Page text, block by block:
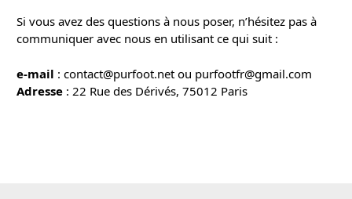
Si vous avez des questions à nous poser, n’hésitez pas à
communiquer avec nous en utilisant ce qui suit :
e-mail : contact@purfoot.net ou purfootfr@gmail.com
Adresse : 22 Rue des Dérivés, 75012 Paris